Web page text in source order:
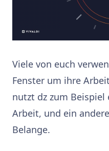
Viele von euch
Fenster um ihre
nutzt dz zum Beispiel
Arbeit, und ein
Belange.